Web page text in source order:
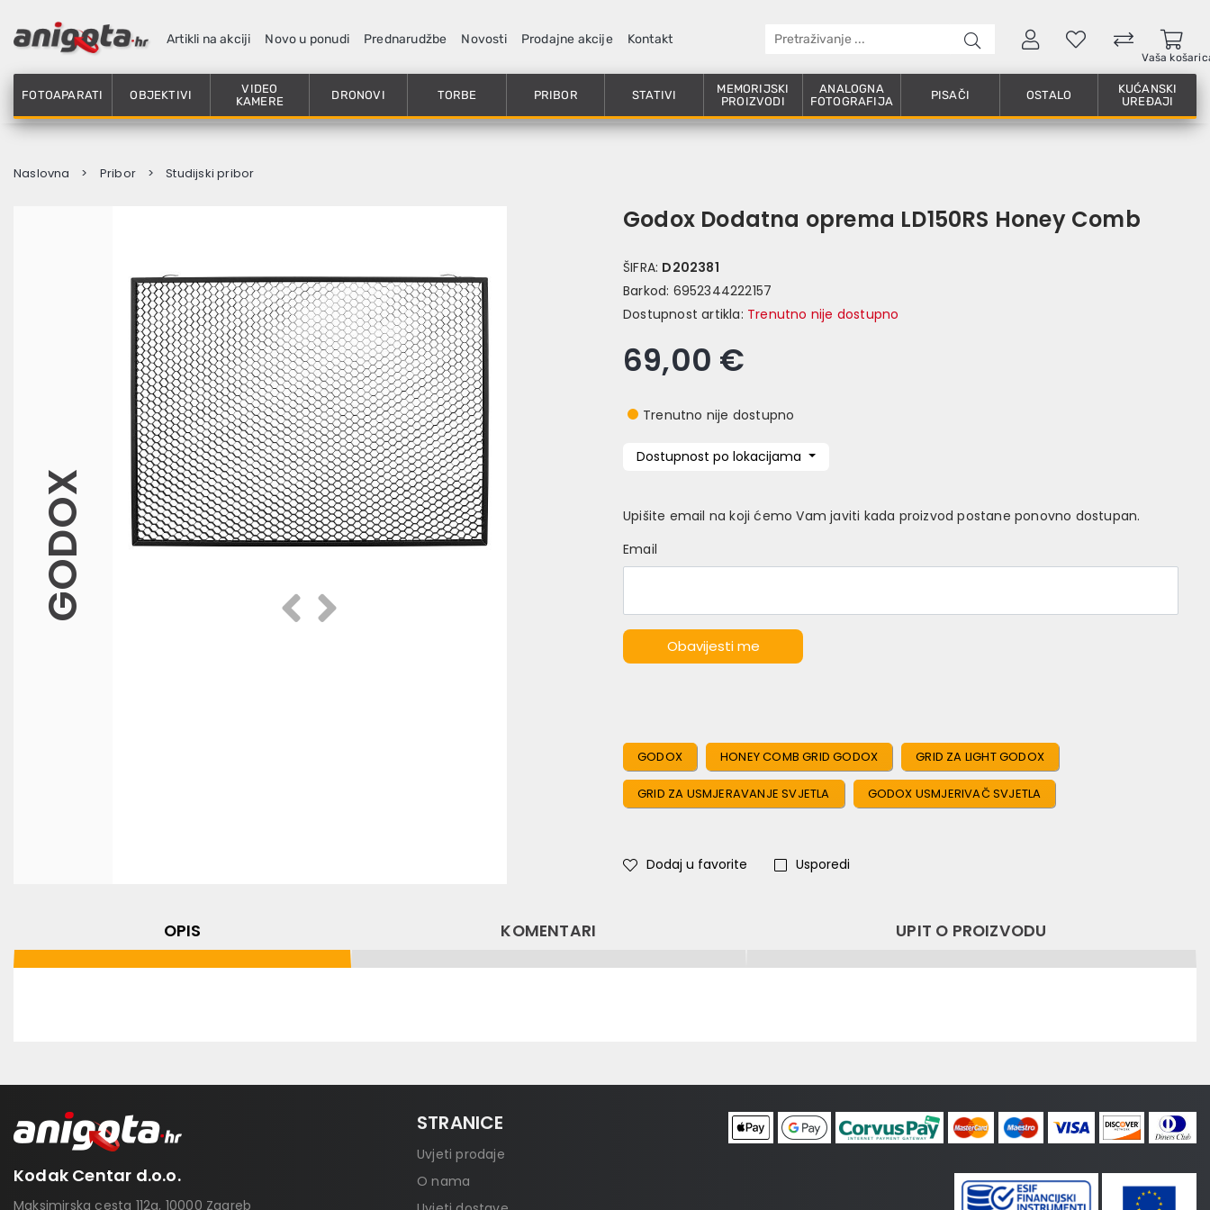
Artikli na akciji Novo u ponudi Prednarudžbe Novosti Prodajne akcije Kontakt
Vaša
FOTOAPARATI OBJEKTIVI
VIDEO
KAMERE
DRONOVI TORBE PRIBOR STATIVI
MEMORIJSKI
PROIZVODI
ANALOGNA
FOTOGRAFIJA
PISAČI OSTALO
KUĆANSKI
UREĐAJI
Naslovna Pribor Studijski pribor
GODOX PrethodnaSlijedeća
Godox Dodatna oprema LD150RS Honey Comb
ŠIFRA: D202381
Barkod: 6952344222157
Dostupnost artikla: Trenutno nije dostupno
69,00 €
Trenutno nije dostupno
Dostupnost po lokacijama
Upišite email na koji ćemo Vam javiti kada proizvod postane ponovno dostupan.
Email
Obavijesti me
GODOX HONEY COMB GRID GODOX GRID ZA LIGHT GODOX
GRID ZA USMJERAVANJE SVJETLA GODOX USMJERIVAČ SVJETLA
Dodaj u favorite Usporedi
OPIS KOMENTARI UPIT O PROIZVODU
Kodak Centar d.o.o.
Maksimirska cesta 112a, 10000 Zagreb
STRANICE
Uvjeti prodaje
O nama